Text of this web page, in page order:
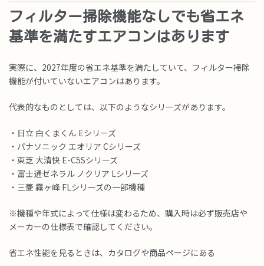
フィルター掃除機能なしでも省エネ
基準を満たすエアコンはあります
実際に、2027年度の省エネ基準を満たしていて、フィルター掃除
機能が付いていないエアコンはあります。
代表的なものとしては、以下のようなシリーズがあります。
・日立 白くまくん Eシリーズ
・パナソニック エオリア Cシリーズ
・東芝 大清快 E-C5Sシリーズ
・富士通ゼネラル ノクリア Lシリーズ
・三菱 霧ヶ峰 FLシリーズの一部機種
※機種や年式によって仕様は変わるため、購入時は必ず販売店や
メーカーの仕様表で確認してください。
省エネ性能を見るときは、カタログや商品ページにある